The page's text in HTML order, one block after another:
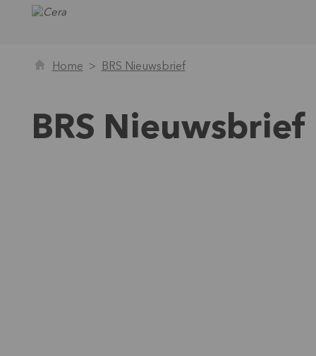
Home BRS Nieuwsbrief
BRS Nieuwsbrief